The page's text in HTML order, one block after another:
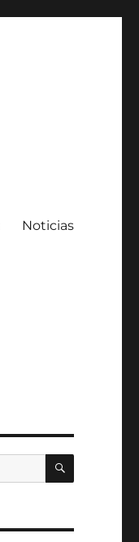
Noticias
BUSCAR